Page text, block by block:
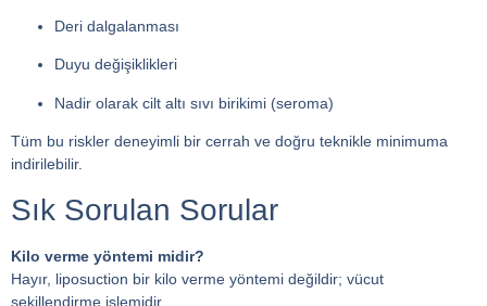
Deri dalgalanması
Duyu değişiklikleri
Nadir olarak cilt altı sıvı birikimi (seroma)
Tüm bu riskler deneyimli bir cerrah ve doğru teknikle minimuma
indirilebilir.
Sık Sorulan Sorular
Kilo verme yöntemi midir?
Hayır, liposuction bir kilo verme yöntemi değildir; vücut
şekillendirme işlemidir.